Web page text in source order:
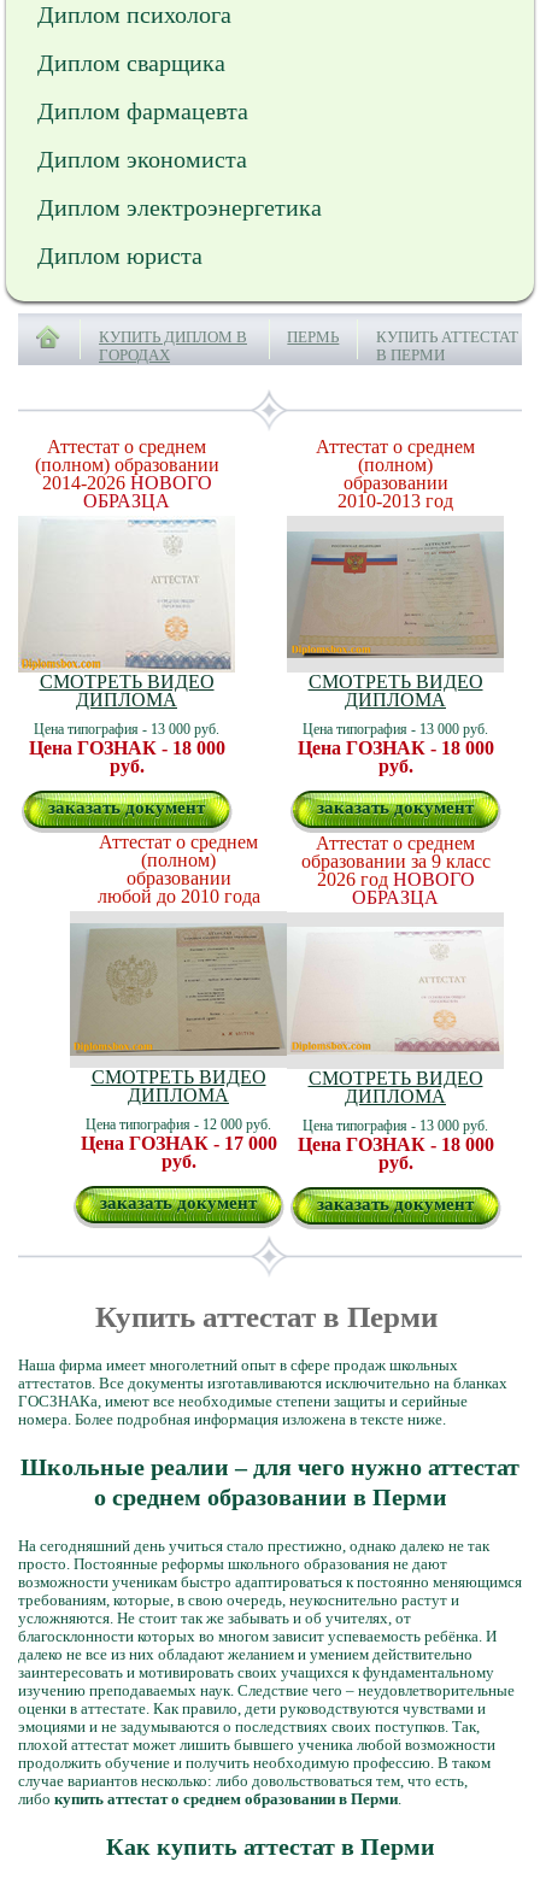
Диплом психолога
Диплом сварщика
Диплом фармацевта
Диплом экономиста
Диплом электроэнергетика
Диплом юриста
КУПИТЬ ДИПЛОМ В
ГОРОДАХ
ПЕРМЬ
КУПИТЬ АТТЕСТАТ
В ПЕРМИ
Аттестат о среднем
(полном) образовании
2014-2026 НОВОГО
ОБРАЗЦА
СМОТРЕТЬ ВИДЕО
ДИПЛОМА
Цена типография - 13 000 руб.
Цена ГОЗНАК - 18 000
руб.
заказать документ
Аттестат о среднем
(полном)
образовании
2010-2013 год
СМОТРЕТЬ ВИДЕО
ДИПЛОМА
Цена типография - 13 000 руб.
Цена ГОЗНАК - 18 000
руб.
заказать документ
Аттестат о среднем
(полном)
образовании
любой до 2010 года
СМОТРЕТЬ ВИДЕО
ДИПЛОМА
Цена типография - 12 000 руб.
Цена ГОЗНАК - 17 000
руб.
заказать документ
Аттестат о среднем
образовании за 9 класс
2026 год НОВОГО
ОБРАЗЦА
СМОТРЕТЬ ВИДЕО
ДИПЛОМА
Цена типография - 13 000 руб.
Цена ГОЗНАК - 18 000
руб.
заказать документ
Купить аттестат в Перми
Наша фирма имеет многолетний опыт в сфере продаж школьных
аттестатов. Все документы изготавливаются исключительно на бланках
ГОСЗНАКа, имеют все необходимые степени защиты и серийные
номера. Более подробная информация изложена в тексте ниже.
Школьные реалии – для чего нужно аттестат
о среднем образовании в Перми
На сегодняшний день учиться стало престижно, однако далеко не так
просто. Постоянные реформы школьного образования не дают
возможности ученикам быстро адаптироваться к постоянно меняющимся
требованиям, которые, в свою очередь, неукоснительно растут и
усложняются. Не стоит так же забывать и об учителях, от
благосклонности которых во многом зависит успеваемость ребёнка. И
далеко не все из них обладают желанием и умением действительно
заинтересовать и мотивировать своих учащихся к фундаментальному
изучению преподаваемых наук. Следствие чего – неудовлетворительные
оценки в аттестате. Как правило, дети руководствуются чувствами и
эмоциями и не задумываются о последствиях своих поступков. Так,
плохой аттестат может лишить бывшего ученика любой возможности
продолжить обучение и получить необходимую профессию. В таком
случае вариантов несколько: либо довольствоваться тем, что есть,
либо купить аттестат о среднем образовании в Перми.
Как купить аттестат в Перми